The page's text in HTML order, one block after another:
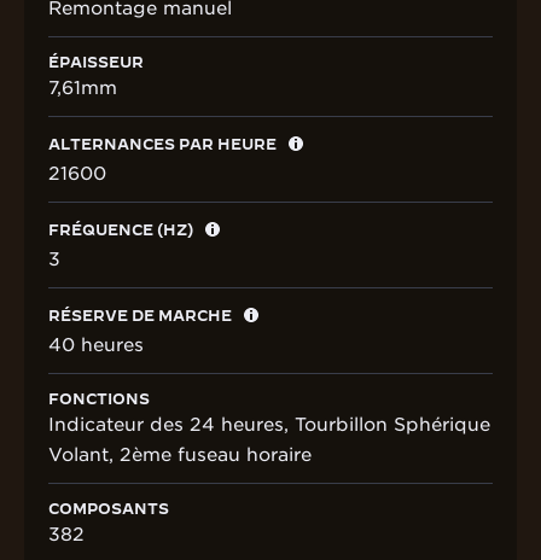
Remontage manuel
ÉPAISSEUR
7,61mm
ALTERNANCES PAR HEURE
21600
FRÉQUENCE (HZ)
3
RÉSERVE DE MARCHE
40 heures
FONCTIONS
Indicateur des 24 heures, Tourbillon Sphérique
Volant, 2ème fuseau horaire
COMPOSANTS
382